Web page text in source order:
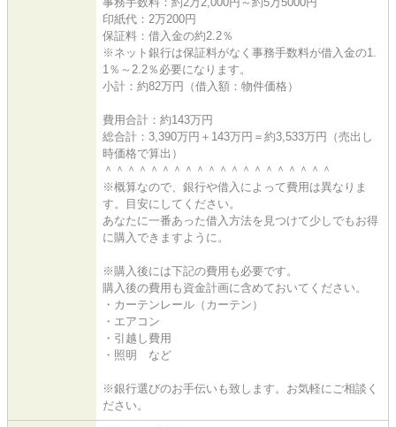
印紙代：2万200円
保証料：借入金の約2.2％
※ネット銀行は保証料がなく事務手数料が借入金の1.
1％～2.2％必要になります。
小計：約82万円（借入額：物件価格）
費用合計：約143万円
総合計：3,390万円＋143万円＝約3,533万円（売出し
時価格で算出）
＾＾＾＾＾＾＾＾＾＾＾＾＾＾＾＾＾＾＾＾
※概算なので、銀行や借入によって費用は異なりま
す。目安にしてください。
あなたに一番あった借入方法を見つけて少しでもお得
に購入できますように。
※購入後には下記の費用も必要です。
購入後の費用も資金計画に含めておいてください。
・カーテンレール（カーテン）
・エアコン
・引越し費用
・照明 など
※銀行選びのお手伝いも致します。お気軽にご相談く
ださい。